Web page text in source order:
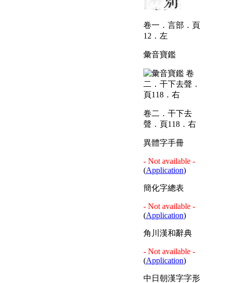
卷一．言部．頁
12．左
彙音寶鑑
卷二．干下去
聲．頁118．右
異體字手冊
- Not available -
(Application)
簡化字總表
- Not available -
(Application)
角川漢和辭典
- Not available -
(Application)
中日朝漢字字形